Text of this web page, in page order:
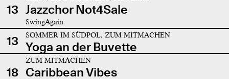
13 Jazzchor Not4Sale
SwingAgain
13 SOMMER IM SÜDPOL, ZUM MITMACHEN
Yoga an der Buvette
18
ZUM MITMACHEN
Caribbean Vibes